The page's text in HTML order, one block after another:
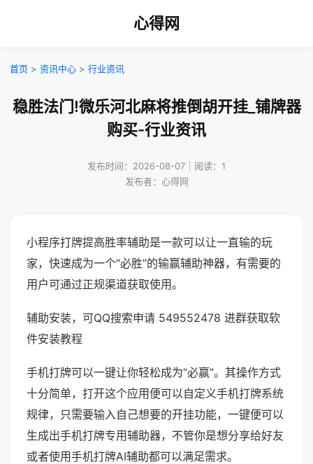
心得网
首页 > 资讯中心 > 行业资讯
稳胜法门!微乐河北麻将推倒胡开挂_铺牌器
购买-行业资讯
发布时间：2026-08-07｜阅读：1
发布者：心得网
小程序打牌提高胜率辅助是一款可以让一直输的玩
家，快速成为一个“必胜”的输赢辅助神器，有需要的
用户可通过正规渠道获取使用。
辅助安装，可QQ搜索申请 549552478 进群获取软
件安装教程
手机打牌可以一键让你轻松成为“必赢”。其操作方式
十分简单，打开这个应用便可以自定义手机打牌系统
规律，只需要输入自己想要的开挂功能，一键便可以
生成出手机打牌专用辅助器，不管你是想分享给好友
或者使用手机打牌AI辅助都可以满足需求。